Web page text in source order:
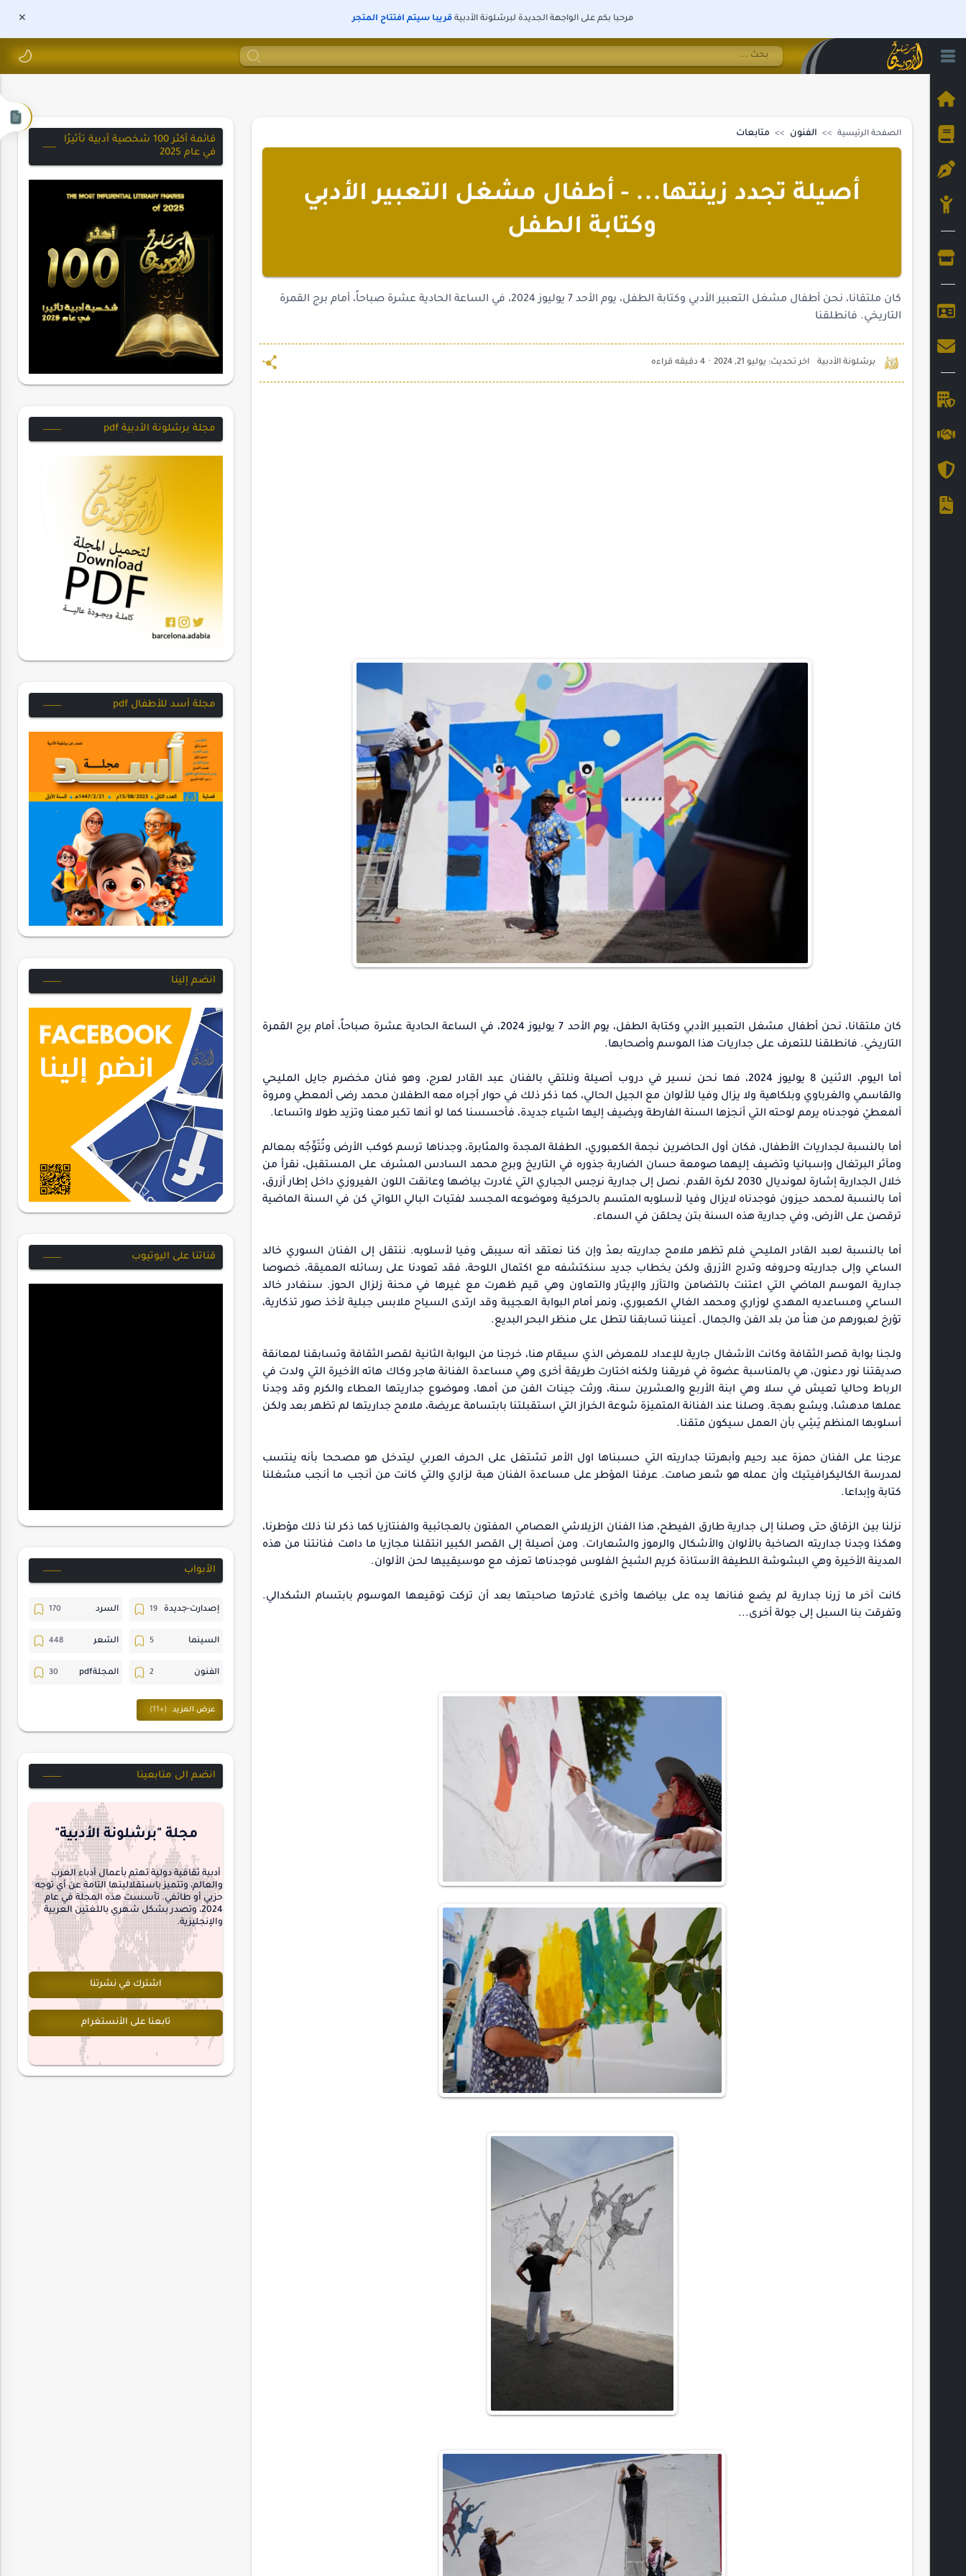
مرحبا بكم على الواجهة الجديدة لبرشلونة الأدبية قريبا سيتم افتتاح المتجر
الصفحة الرئيسية الفنون متابعات
أصيلة تجدد زينتها... - أطفال مشغل التعبير الأدبي
وكتابة الطفل
كان ملتقانا، نحن أطفال مشغل التعبير الأدبي وكتابة الطفل، يوم الأحد 7 يوليوز 2024، في الساعة الحادية عشرة صباحاً، أمام برج القمرة
التاريخي. فانطلقنا
4 دقيقه قراءه
كان ملتقانا، نحن أطفال مشغل التعبير الأدبي وكتابة الطفل، يوم الأحد 7 يوليوز 2024، في الساعة الحادية عشرة صباحاً، أمام برج القمرة
التاريخي. فانطلقنا للتعرف على جداريات هذا الموسم وأصحابها.
أما اليوم، الاثنين 8 يوليوز 2024، فها نحن نسير في دروب أصيلة ونلتقي بالفنان عبد القادر لعرج، وهو فنان مخضرم جايل المليحي
والقاسمي والغرباوي وبلكاهية ولا يزال وفيا للألوان مع الجيل الحالي، كما ذكر ذلك في حوار أجراه معه الطفلان محمد رضى ألمعطي ومروة
ألمعطيْ فوجدناه يرمم لوحته التي أنجزها السنة الفارطة ويضيف إليها اشياء جديدة، فأحسسنا كما لو أنها تكبر معنا وتزيد طولا واتساعا.
أما بالنسبة لجداريات الأطفال، فكان أول الحاضرين نجمة الكعبوري، الطفلة المجدة والمثابرة، وجدناها ترسم كوكب الأرض وتُتَوِّجُه بمعالم
ومآثر البرتغال وإسبانيا وتضيف إليهما صومعة حسان الضاربة جذوره في التاريخ وبرج محمد السادس المشرف على المستقبل، نقرأ من
خلال الجدارية إشارة لمونديال 2030 لكرة القدم. نصل إلى جدارية نرجس الجباري التي غادرت بياضها وعانقت اللون الفيروزي داخل إطار أزرق،
أما بالنسبة لمحمد حيزون فوجدناه لايزال وفيا لأسلوبه المتسم بالحركية وموضوعه المجسد لفتيات البالي اللواتي كن في السنة الماضية
ترقصن على الأرض، وفي جدارية هذه السنة بتن يحلقن في السماء.
أما بالنسبة لعبد القادر المليحي فلم تظهر ملامح جداريته بعدْ وإن كنا نعتقد أنه سيبقى وفيا لأسلوبه. ننتقل إلى الفنان السوري خالد
الساعي وإلى جداريته وحروفه وتدرج الأزرق ولكن بخطاب جديد سنكتشفه مع اكتمال اللوحة، فقد تعودنا على رسائله العميقة، خصوصا
جدارية الموسم الماضي التي اعتنت بالتضامن والتآزر والإيثار والتعاون وهي قيم ظهرت مع غيرها في محنة زلزال الحوز. سنغادر خالد
الساعي ومساعديه المهدي لوزاري ومحمد الغالي الكعبوري، ونمر أمام البوابة العجيبة وقد ارتدى السياح ملابس جبلية لأخذ صور تذكارية،
تؤرخ لعبورهم من هناْ من بلد الفن والجمال. أعيننا تسابقنا لتطل على منظر البحر البديع.
ولجنا بوابة قصر الثقافة وكانت الأشغال جارية للإعداد للمعرض الذي سيقام هنا، خرجنا من البوابة الثانية لقصر الثقافة وتسابقنا لمعانقة
صديقتنا نور دعنون، هي بالمناسبة عضوة في فريقنا ولكنه اختارت طريقة أخرى وهي مساعدة الفنانة هاجر وكاك هاته الأخيرة التي ولدت في
الرباط وحاليا تعيش في سلا وهي ابنة الأربع والعشرين سنة، ورثت جينات الفن من أمها، وموضوع جداريتها العطاء والكرم وقد وجدنا
عملها مدهشا، ويشع بهجة. وصلنا عند الفنانة المتميزة شوعة الخراز التي استقبلتنا بابتسامة عريضة، ملامح جداريتها لم تظهر بعد ولكن
أسلوبها المنظم يَشِي بأن العمل سيكون متقنا.
عرجنا على الفنان حمزة عبد رحيم وأبهرتنا جداريته التي حسبناها اول الأمر تشتغل على الحرف العربي ليتدخل هو مصححا بأنه ينتسب
لمدرسة الكاليكرافيتيك وأن عمله هو شعر صامت. عرفنا المؤطر على مساعدة الفنان هبة لزاري والتي كانت من أنجب ما أنجب مشغلنا
كتابة وإبداعا.
نزلنا بين الزقاق حتى وصلنا إلى جدارية طارق الفيطح، هذا الفنان الزيلاشي العصامي المفتون بالعجائبية والفنتازيا كما ذكر لنا ذلك مؤطرنا،
وهكذا وجدنا جداريته الصاخبة بالألوان والأشكال والرموز والشعارات. ومن أصيلة إلى القصر الكبير انتقلنا مجازيا ما دامت فنانتنا من هذه
المدينة الأخيرة وهي البشوشة اللطيفة الأستاذة كريم الشيخ الفلوس فوجدناها تعزف مع موسيقييها لحن الألوان.
كانت آخر ما زرنا جدارية لم يضع فنانها يده على بياضها وأخرى غادترها صاحبتها بعد أن تركت توقيعها الموسوم بابتسام الشكدالي.
وتفرقت بنا السبل إلى جولة أخرى...
قائمة أكثر 100 شخصية أدبية تأثيرًا
في عام 2025
مجلة برشلونة الأدبية pdf
مجلة أسد للأطفال pdf
انضم إلينا
قناتنا على اليوتيوب
الأبواب
إصدارت-جديدة السرد
السينما الشعر
الفنون المجلةpdf
المسرح
حسن_يارتي حوارات
منشورتنا هايكو
interview
انضم الى متابعينا
مجلة "برشلونة الأدبية"
أدبية ثقافية دولية تهتم بأعمال أدباء العرب
والعالم، وتتميز باستقلاليتها التامة عن أي توجه
حزبي أو طائفي. تأسست هذه المجلة في عام
2024، وتصدر بشكل شهري باللغتين العربية
والإنجليزية.
اشترك في نشرتنا
تابعنا على الأنستغرام